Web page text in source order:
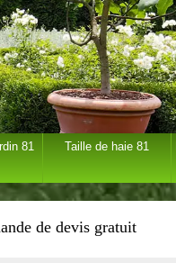
81 Taille de haie 81
de devis gratuit